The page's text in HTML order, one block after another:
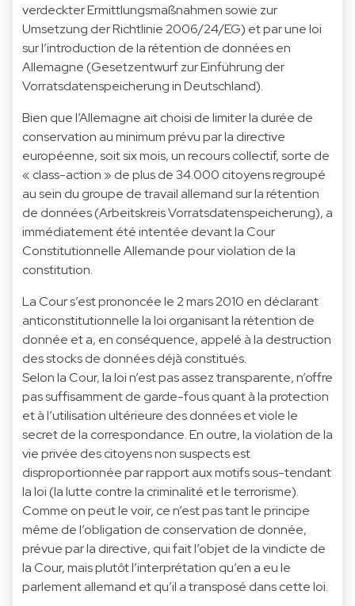
verdeckter Ermittlungsmaßnahmen sowie zur
Umsetzung der Richtlinie 2006/24/EG) et par une loi
sur l’introduction de la rétention de données en
Allemagne (Gesetzentwurf zur Einführung der
Vorratsdatenspeicherung in Deutschland).
Bien que l’Allemagne ait choisi de limiter la durée de
conservation au minimum prévu par la directive
européenne, soit six mois, un recours collectif, sorte de
« class-action » de plus de 34.000 citoyens regroupé
au sein du groupe de travail allemand sur la rétention
de données (Arbeitskreis Vorratsdatenspeicherung), a
immédiatement été intentée devant la Cour
Constitutionnelle Allemande pour violation de la
constitution.
La Cour s’est prononcée le 2 mars 2010 en déclarant
anticonstitutionnelle la loi organisant la rétention de
donnée et a, en conséquence, appelé à la destruction
des stocks de données déjà constitués.
Selon la Cour, la loi n’est pas assez transparente, n’offre
pas suffisamment de garde-fous quant à la protection
et à l’utilisation ultérieure des données et viole le
secret de la correspondance. En outre, la violation de la
vie privée des citoyens non suspects est
disproportionnée par rapport aux motifs sous-tendant
la loi (la lutte contre la criminalité et le terrorisme).
Comme on peut le voir, ce n’est pas tant le principe
même de l’obligation de conservation de donnée,
prévue par la directive, qui fait l’objet de la vindicte de
la Cour, mais plutôt l’interprétation qu’en a eu le
parlement allemand et qu’il a transposé dans cette loi.